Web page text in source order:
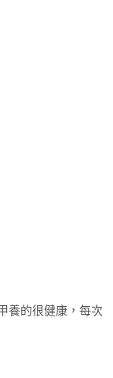
養的很健康，每次